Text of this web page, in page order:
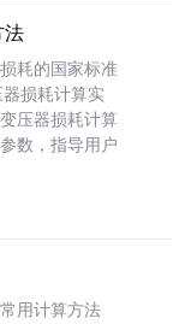
法
耗的国家标准
器损耗计算实
压器损耗计算
数，指导用户
用计算方法